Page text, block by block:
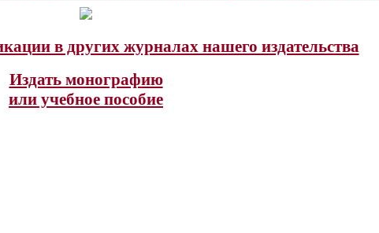
в других журналах нашего издательства
Издать монографию
или учебное пособие